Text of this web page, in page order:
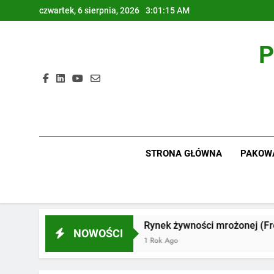
to
czwartek, 6 sierpnia, 2026 3:01:16 AM
STRONA GŁÓWNA
NOWOŚCI
Rynek żywności mrożonej (Frozen Foods
1 Rok Ago